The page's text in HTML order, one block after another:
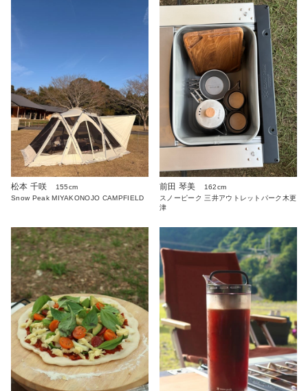
松本 千咲
155cm
Snow Peak MIYAKONOJO CAMPFIELD
前田 琴美
162cm
スノーピーク 三井アウトレットパーク木更
津